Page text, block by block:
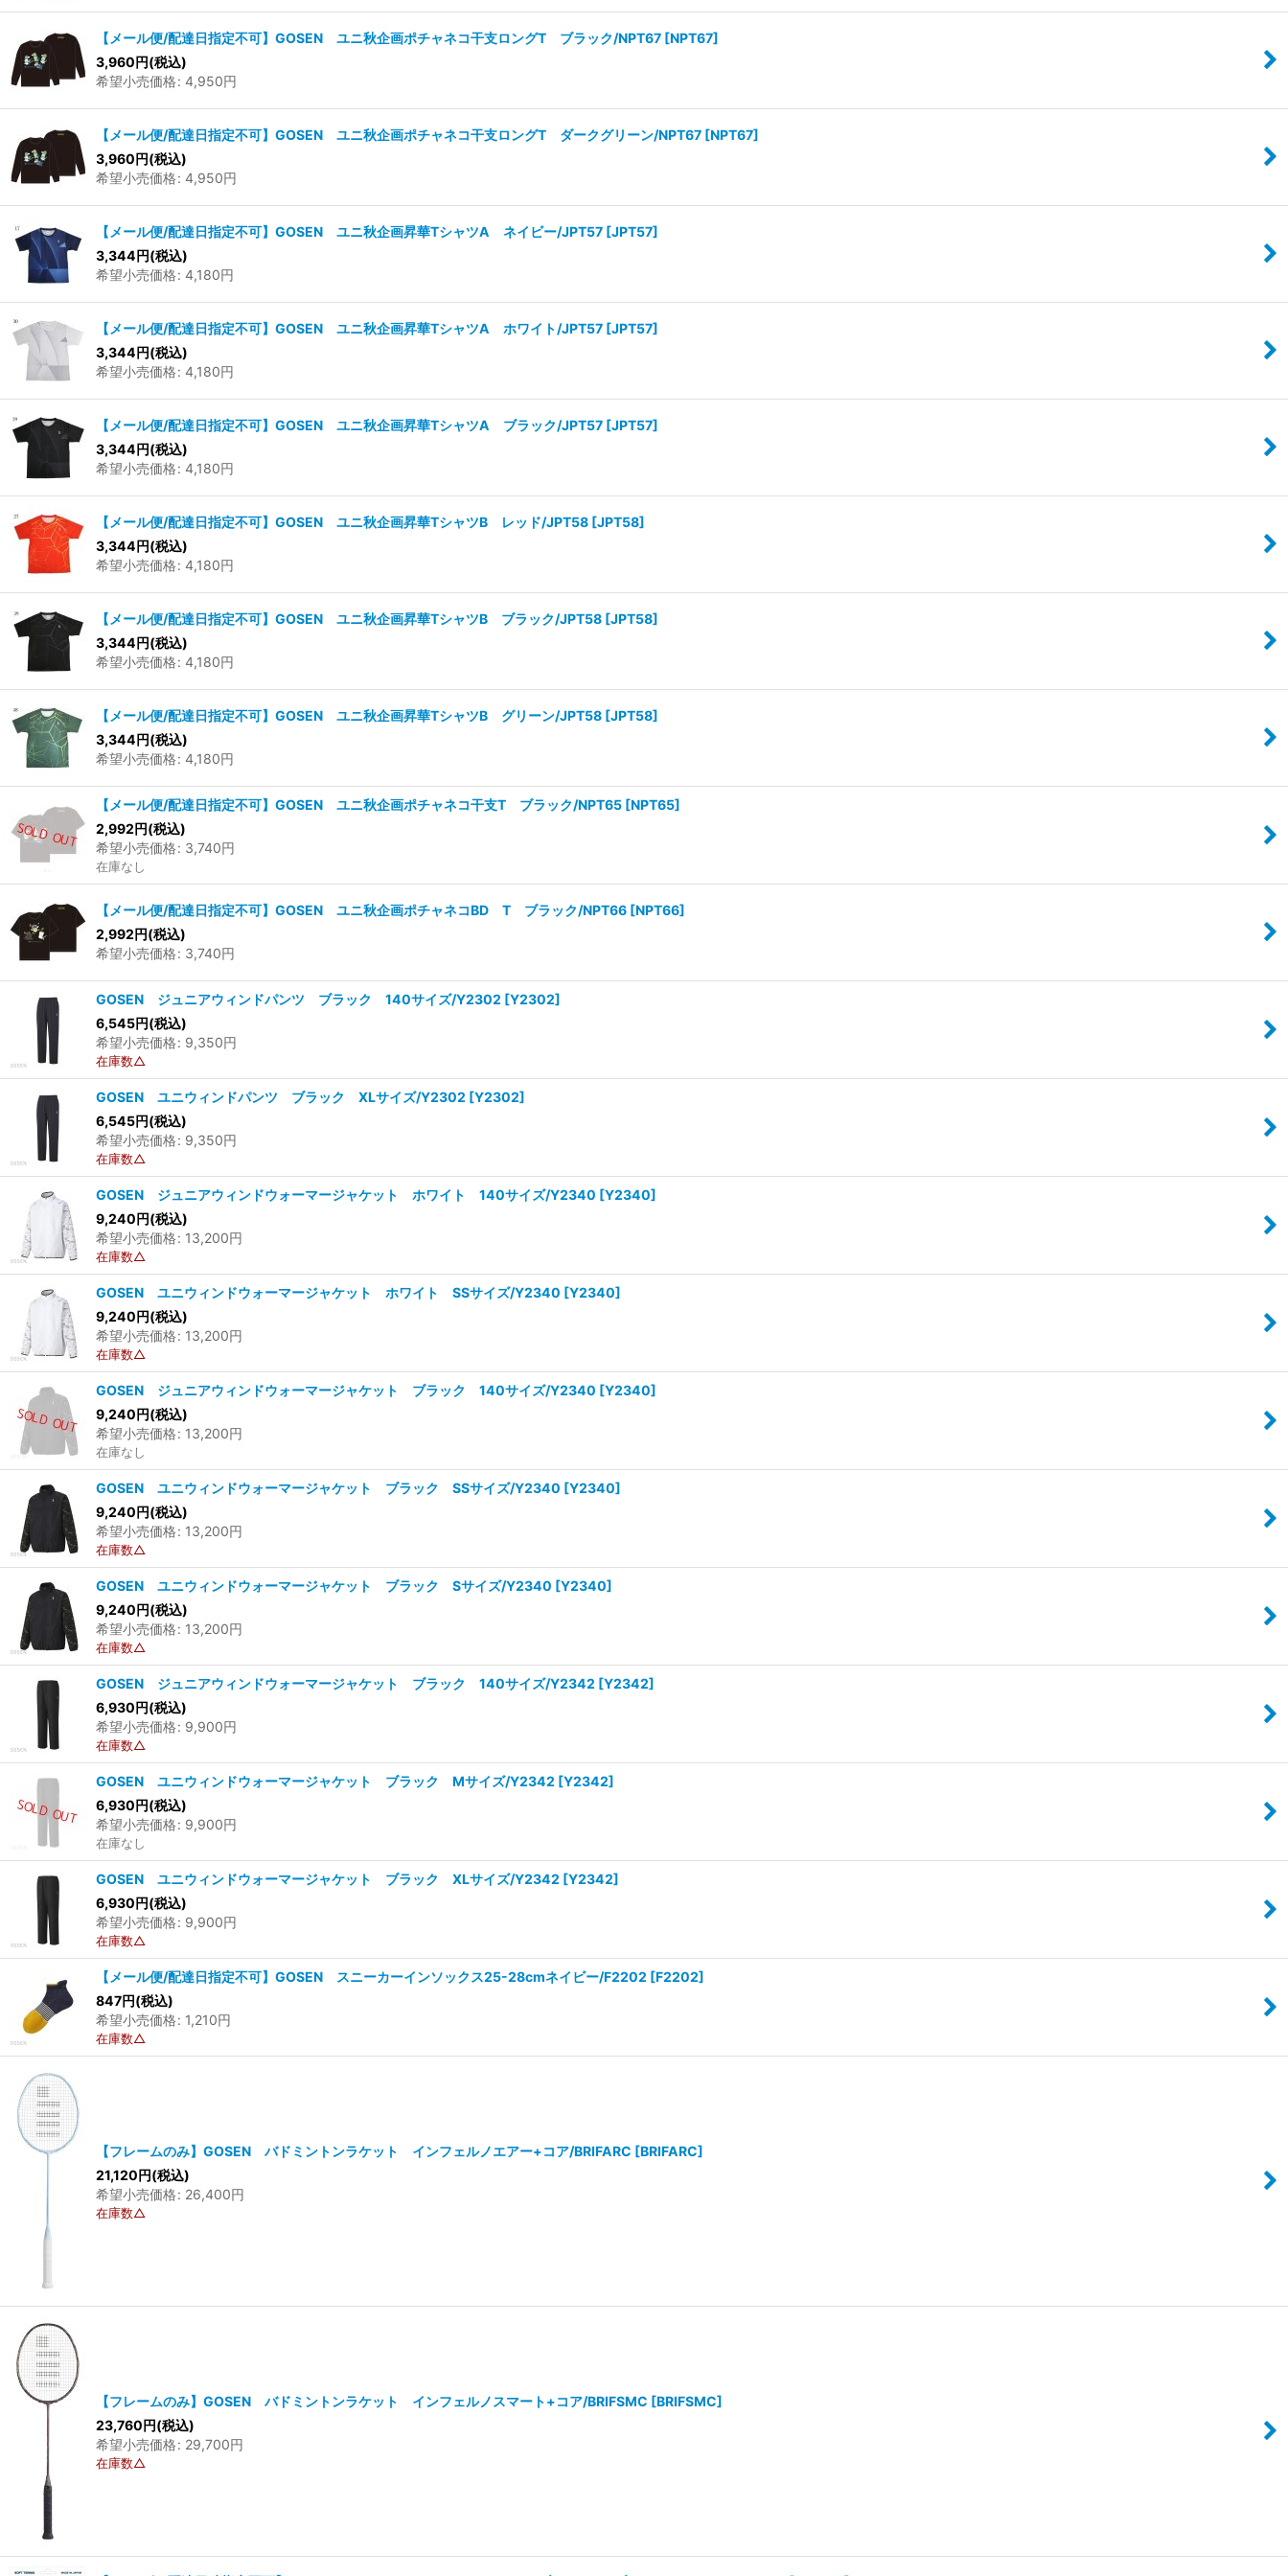
【メール便/配達日指定不可】GOSEN ユニ秋企画ポチャネコ干支ロングT ブラック/NPT67 [NPT67]
3,960円(税込)
希望小売価格: 4,950円
【メール便/配達日指定不可】GOSEN ユニ秋企画ポチャネコ干支ロングT ダークグリーン/NPT67 [NPT67]
3,960円(税込)
希望小売価格: 4,950円
【メール便/配達日指定不可】GOSEN ユニ秋企画昇華TシャツA ネイビー/JPT57 [JPT57]
3,344円(税込)
希望小売価格: 4,180円
【メール便/配達日指定不可】GOSEN ユニ秋企画昇華TシャツA ホワイト/JPT57 [JPT57]
3,344円(税込)
希望小売価格: 4,180円
【メール便/配達日指定不可】GOSEN ユニ秋企画昇華TシャツA ブラック/JPT57 [JPT57]
3,344円(税込)
希望小売価格: 4,180円
【メール便/配達日指定不可】GOSEN ユニ秋企画昇華TシャツB レッド/JPT58 [JPT58]
3,344円(税込)
希望小売価格: 4,180円
【メール便/配達日指定不可】GOSEN ユニ秋企画昇華TシャツB ブラック/JPT58 [JPT58]
3,344円(税込)
希望小売価格: 4,180円
【メール便/配達日指定不可】GOSEN ユニ秋企画昇華TシャツB グリーン/JPT58 [JPT58]
3,344円(税込)
希望小売価格: 4,180円
【メール便/配達日指定不可】GOSEN ユニ秋企画ポチャネコ干支T ブラック/NPT65 [NPT65]
2,992円(税込)
希望小売価格: 3,740円
在庫なし
【メール便/配達日指定不可】GOSEN ユニ秋企画ポチャネコBD T ブラック/NPT66 [NPT66]
2,992円(税込)
希望小売価格: 3,740円
GOSEN ジュニアウィンドパンツ ブラック 140サイズ/Y2302 [Y2302]
6,545円(税込)
希望小売価格: 9,350円
在庫数△
GOSEN ユニウィンドパンツ ブラック XLサイズ/Y2302 [Y2302]
6,545円(税込)
希望小売価格: 9,350円
在庫数△
GOSEN ジュニアウィンドウォーマージャケット ホワイト 140サイズ/Y2340 [Y2340]
9,240円(税込)
希望小売価格: 13,200円
在庫数△
GOSEN ユニウィンドウォーマージャケット ホワイト SSサイズ/Y2340 [Y2340]
9,240円(税込)
希望小売価格: 13,200円
在庫数△
GOSEN ジュニアウィンドウォーマージャケット ブラック 140サイズ/Y2340 [Y2340]
9,240円(税込)
希望小売価格: 13,200円
在庫なし
GOSEN ユニウィンドウォーマージャケット ブラック SSサイズ/Y2340 [Y2340]
9,240円(税込)
希望小売価格: 13,200円
在庫数△
GOSEN ユニウィンドウォーマージャケット ブラック Sサイズ/Y2340 [Y2340]
9,240円(税込)
希望小売価格: 13,200円
在庫数△
GOSEN ジュニアウィンドウォーマージャケット ブラック 140サイズ/Y2342 [Y2342]
6,930円(税込)
希望小売価格: 9,900円
在庫数△
GOSEN ユニウィンドウォーマージャケット ブラック Mサイズ/Y2342 [Y2342]
6,930円(税込)
希望小売価格: 9,900円
在庫なし
GOSEN ユニウィンドウォーマージャケット ブラック XLサイズ/Y2342 [Y2342]
6,930円(税込)
希望小売価格: 9,900円
在庫数△
【メール便/配達日指定不可】GOSEN スニーカーインソックス25-28cmネイビー/F2202 [F2202]
847円(税込)
希望小売価格: 1,210円
在庫数△
【フレームのみ】GOSEN バドミントンラケット インフェルノエアー+コア/BRIFARC [BRIFARC]
21,120円(税込)
希望小売価格: 26,400円
在庫数△
【フレームのみ】GOSEN バドミントンラケット インフェルノスマート+コア/BRIFSMC [BRIFSMC]
23,760円(税込)
希望小売価格: 29,700円
在庫数△